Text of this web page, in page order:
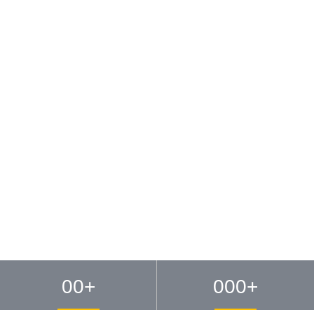
00+ 000+